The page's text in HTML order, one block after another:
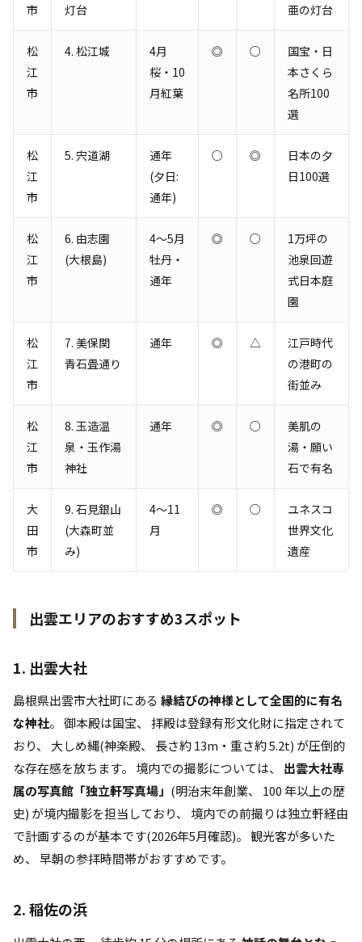
市
灯台
亜の灯台
松
江
市
4. 松江城
4月
桜・10
月紅葉
◎ ○
国宝・日
本さくら
名所100
選
松
江
市
5. 宍道湖
通年
(夕日:
通年)
○ ◎
日本の夕
日100選
松
江
市
6. 由志園
(大根島)
4〜5月
牡丹・
通年
◎ ○
1万坪の
池泉回遊
式日本庭
園
松
江
市
7. 美保関
青石畳通り
通年 ◎ △
江戸時代
の港町の
街並み
松
江
市
8. 玉造温
泉・玉作湯
神社
通年 ◎ ○
美肌の
湯・願い
石で有名
大
田
市
9. 石見銀山
(大森町並
み)
4〜11
月
◎ ○
ユネスコ
世界文化
遺産
出雲エリアのおすすめ3スポット
1. 出雲大社
島根県出雲市大社町にある 縁結びの神様として全国的に有名
な神社。 御本殿は国宝、 拝殿は登録有形文化財に指定されて
おり、 大しめ縄(神楽殿、 長さ約 13m・重さ約 5.2t) が圧倒的
な存在感を放ちます。 境内での撮影については、 出雲大社専
属の写真館「独立軒写真場」 (明治末年創業、 100 年以上の歴
史) が境内撮影を担当しており、 境内での前撮りは独立軒経由
で計画するのが基本です(2026年5月確認)。 観光客が多いた
め、 早朝の参拝時間帯がおすすめです。
2. 稲佐の浜